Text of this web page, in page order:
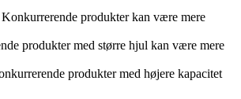
produkter kan være mere
produkter med større hjul kan være mere
produkter med højere kapacitet